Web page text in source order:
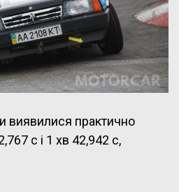
виявилися практично
с і 1 хв 42,942 с,